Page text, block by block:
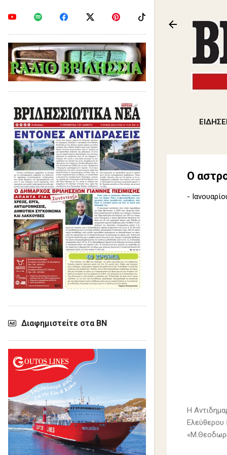
Ο
-
Η
Ελεύθερου
Διαφημιστείτε στα ΒΝ